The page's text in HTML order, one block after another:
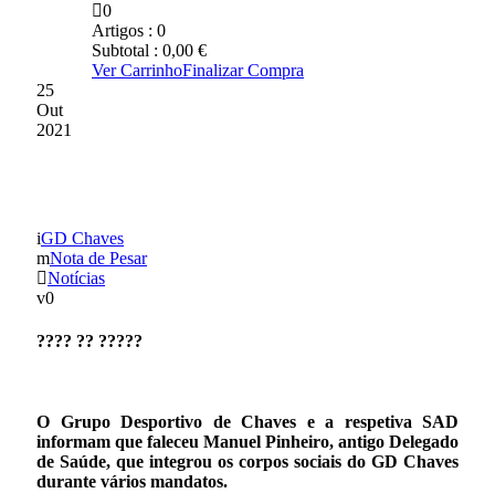
0
Artigos : 0
Subtotal : 0,00 €
Ver CarrinhoFinalizar Compra
25
Out
2021
GD Chaves
Nota de Pesar
Notícias
0
???? ?? ?????
O Grupo Desportivo de Chaves e a respetiva SAD
informam que faleceu Manuel Pinheiro, antigo Delegado
de Saúde, que integrou os corpos sociais do GD Chaves
durante vários mandatos.